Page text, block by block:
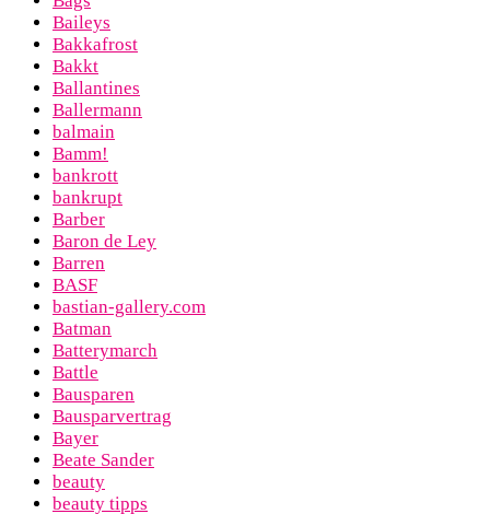
Baileys
Bakkafrost
Bakkt
Ballantines
Ballermann
balmain
Bamm!
bankrott
bankrupt
Barber
Baron de Ley
Barren
BASF
bastian-gallery.com
Batman
Batterymarch
Battle
Bausparen
Bausparvertrag
Bayer
Beate Sander
beauty
beauty tipps